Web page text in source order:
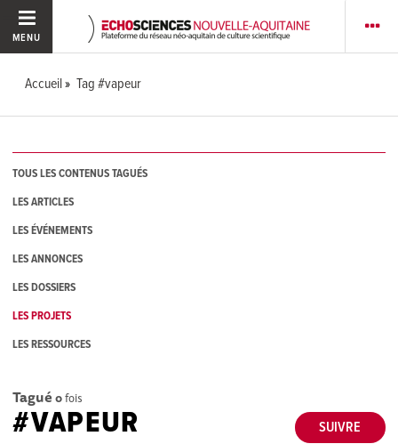
MENU
Accueil Tag #vapeur
TOUS LES CONTENUS TAGUÉS
LES ARTICLES
LES ÉVÉNEMENTS
LES ANNONCES
LES DOSSIERS
LES PROJETS
LES RESSOURCES
Tagué 0fois
SUIVRE
#VAPEUR